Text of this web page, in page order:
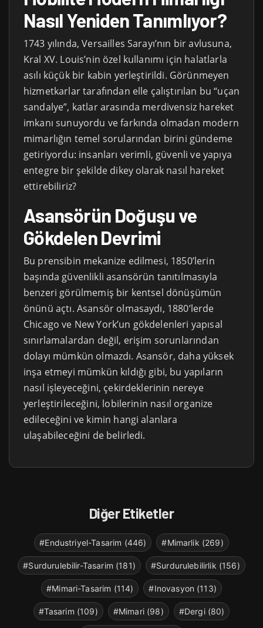
Nasıl Yeniden Tanımlıyor?
1743 yılında, Versailles Sarayı’nın bir avlusuna,
Kral XV. Louis’nin özel kullanımı için halatlarla
asılı küçük bir kabin yerleştirildi. Görünmeyen
hizmetkarlar tarafından elle çalıştırılan bu “uçan
sandalye”, katlar arasında merdivensiz hareket
imkanı sunuyordu ve farkında olmadan modern
mimarlığın temel sorularından birini gündeme
getiriyordu: insanları verimli, güvenli ve yapıya
entegre bir şekilde dikey olarak nasıl hareket
ettirebiliriz?
Asansörün Doğuşu ve
Gökdelen Devrimi
Bu prensibin mekanize edilmesi, 1850’lerin
başında güvenlikli asansörün tanıtılmasıyla
benzeri görülmemiş bir kentsel dönüşümün
önünü açtı. Asansör olmasaydı, 1880’lerde
Chicago ve New York’un gökdelenleri yapısal
sınırlamalardan değil, erişim sorunlarından
dolayı mümkün olmazdı. Asansör, daha yüksek
inşa etmeyi mümkün kıldığı gibi, bu yapıların
nasıl işleyeceğini, çekirdeklerinin nereye
yerleştirileceğini, lobilerinin nasıl organize
edileceğini ve kimin hangi alanlara
ulaşabileceğini de belirledi.
Diğer Etiketler
#Endustriyel-Tasarim (446) #Mimarlik (269)
#Surdurulebilir-Tasarim (181) #Surdurulebilirlik (156)
#Mimari-Tasarim (114) #Inovasyon (113)
#Tasarim (109) #Mimari (98) #Dergi (80)